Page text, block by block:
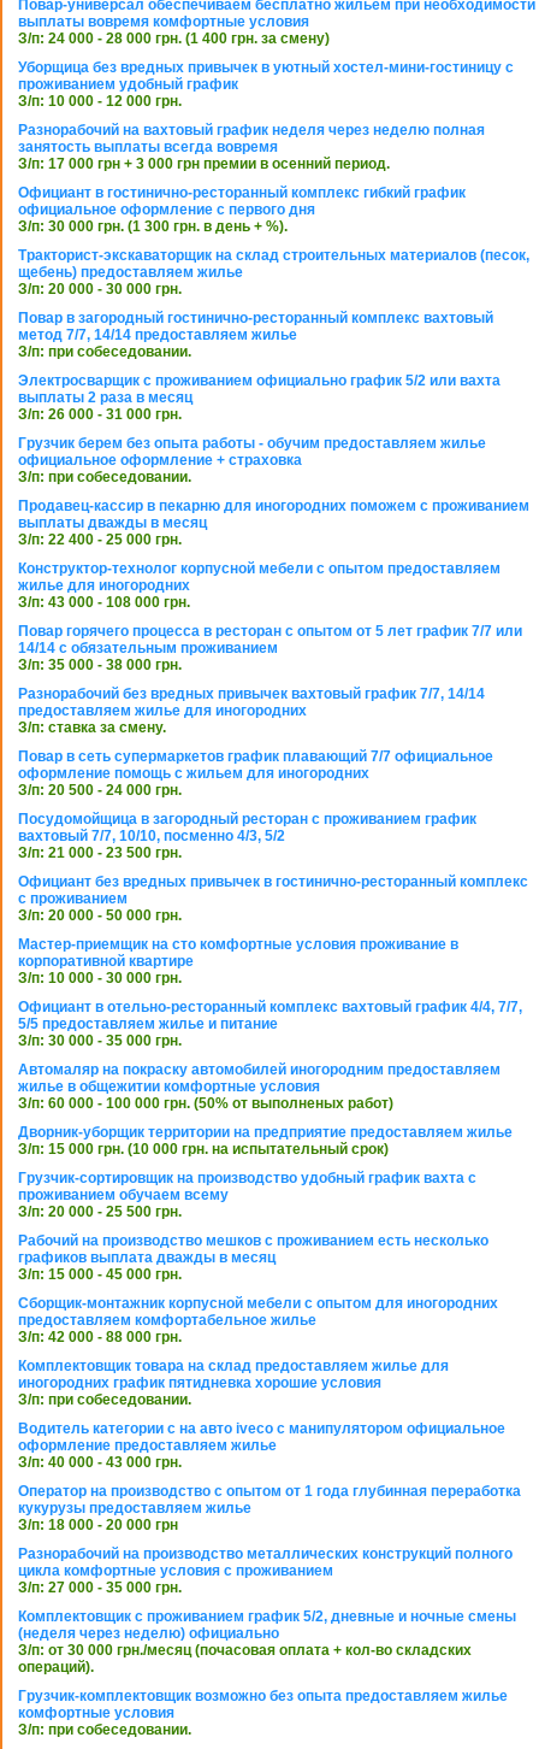
Повар-универсал обеспечиваем бесплатно жильем при необходимости
выплаты вовремя комфортные условия
З/п: 24 000 - 28 000 грн. (1 400 грн. за смену)
Уборщица без вредных привычек в уютный хостел-мини-гостиницу с
проживанием удобный график
З/п: 10 000 - 12 000 грн.
Разнорабочий на вахтовый график неделя через неделю полная
занятость выплаты всегда вовремя
З/п: 17 000 грн + 3 000 грн премии в осенний период.
Официант в гостинично-ресторанный комплекс гибкий график
официальное оформление с первого дня
З/п: 30 000 грн. (1 300 грн. в день + %).
Тракторист-экскаваторщик на склад строительных материалов (песок,
щебень) предоставляем жилье
З/п: 20 000 - 30 000 грн.
Повар в загородный гостинично-ресторанный комплекс вахтовый
метод 7/7, 14/14 предоставляем жилье
З/п: при собеседовании.
Электросварщик с проживанием официально график 5/2 или вахта
выплаты 2 раза в месяц
З/п: 26 000 - 31 000 грн.
Грузчик берем без опыта работы - обучим предоставляем жилье
официальное оформление + страховка
З/п: при собеседовании.
Продавец-кассир в пекарню для иногородних поможем с проживанием
выплаты дважды в месяц
З/п: 22 400 - 25 000 грн.
Конструктор-технолог корпусной мебели с опытом предоставляем
жилье для иногородних
З/п: 43 000 - 108 000 грн.
Повар горячего процесса в ресторан с опытом от 5 лет график 7/7 или
14/14 с обязательным проживанием
З/п: 35 000 - 38 000 грн.
Разнорабочий без вредных привычек вахтовый график 7/7, 14/14
предоставляем жилье для иногородних
З/п: ставка за смену.
Повар в сеть супермаркетов график плавающий 7/7 официальное
оформление помощь с жильем для иногородних
З/п: 20 500 - 24 000 грн.
Посудомойщица в загородный ресторан с проживанием график
вахтовый 7/7, 10/10, посменно 4/3, 5/2
З/п: 21 000 - 23 500 грн.
Официант без вредных привычек в гостинично-ресторанный комплекс
с проживанием
З/п: 20 000 - 50 000 грн.
Мастер-приемщик на сто комфортные условия проживание в
корпоративной квартире
З/п: 10 000 - 30 000 грн.
Официант в отельно-ресторанный комплекс вахтовый график 4/4, 7/7,
5/5 предоставляем жилье и питание
З/п: 30 000 - 35 000 грн.
Автомаляр на покраску автомобилей иногородним предоставляем
жилье в общежитии комфортные условия
З/п: 60 000 - 100 000 грн. (50% от выполненых работ)
Дворник-уборщик территории на предприятие предоставляем жилье
З/п: 15 000 грн. (10 000 грн. на испытательный срок)
Грузчик-сортировщик на производство удобный график вахта с
проживанием обучаем всему
З/п: 20 000 - 25 500 грн.
Рабочий на производство мешков с проживанием есть несколько
графиков выплата дважды в месяц
З/п: 15 000 - 45 000 грн.
Сборщик-монтажник корпусной мебели с опытом для иногородних
предоставляем комфортабельное жилье
З/п: 42 000 - 88 000 грн.
Комплектовщик товара на склад предоставляем жилье для
иногородних график пятидневка хорошие условия
З/п: при собеседовании.
Водитель категории с на авто iveco с манипулятором официальное
оформление предоставляем жилье
З/п: 40 000 - 43 000 грн.
Оператор на производство с опытом от 1 года глубинная переработка
кукурузы предоставляем жилье
З/п: 18 000 - 20 000 грн
Разнорабочий на производство металлических конструкций полного
цикла комфортные условия с проживанием
З/п: 27 000 - 35 000 грн.
Комплектовщик с проживанием график 5/2, дневные и ночные смены
(неделя через неделю) официально
З/п: от 30 000 грн./месяц (почасовая оплата + кол-во складских
операций).
Грузчик-комплектовщик возможно без опыта предоставляем жилье
комфортные условия
З/п: при собеседовании.